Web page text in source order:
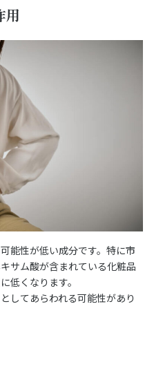
用
能性が低い成分です。特に市
サム酸が含まれている化粧品
低くなります。
してあらわれる可能性があり